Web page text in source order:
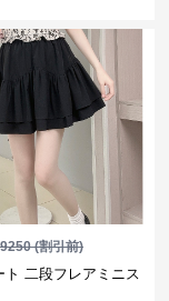
9250(割引前)
ト 二段フレアミニス